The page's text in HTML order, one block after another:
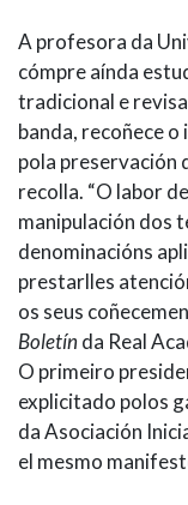
A profesora da
cómpre aínda
tradicional e
banda, recoñece
pola preservación
recolla. “O labor
manipulación dos
denominacións
prestarlles
os seus
Boletínda Real
O primeiro
explicitado polos
da Asociación
el mesmo